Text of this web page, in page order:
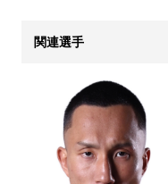
関連選手